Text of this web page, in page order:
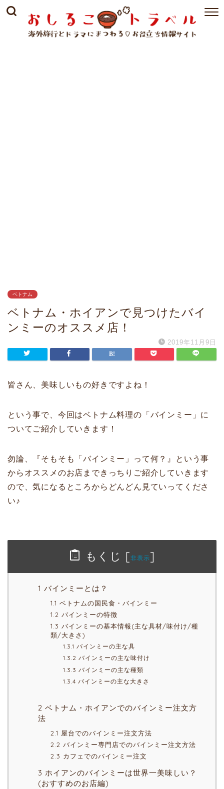
ベトナム
ベトナム・ホイアンで見つけたバイ
ンミーのオススメ店！
2019年11月9日
皆さん、美味しいもの好きですよね！
という事で、今回はベトナム料理の「バインミー」に
ついてご紹介していきます！
勿論、『そもそも「バインミー」って何？』という事
からオススメのお店まできっちりご紹介していきます
ので、気になるところからどんどん見ていってくださ
い♪
もくじ [非表示]
1 バインミーとは？
1.1 ベトナムの国民食・バインミー
1.2 バインミーの特徴
1.3 バインミーの基本情報(主な具材/味付け/種
類/大きさ)
1.3.1 バインミーの主な具
1.3.2 バインミーの主な味付け
1.3.3 バインミーの主な種類
1.3.4 バインミーの主な大きさ
2 ベトナム・ホイアンでのバインミー注文方
法
2.1 屋台でのバインミー注文方法
2.2 バインミー専門店でのバインミー注文方法
2.3 カフェでのバインミー注文
3 ホイアンのバインミーは世界一美味しい？
(おすすめのお店編)